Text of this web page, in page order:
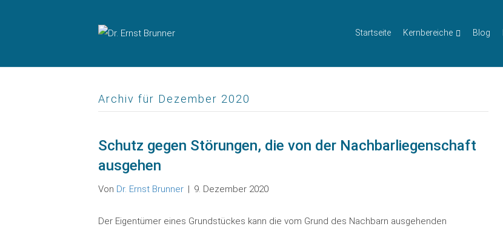
Startseite Kernbereiche Blog
Archiv für Dezember 2020
Schutz gegen Störungen, die von der Nachbarliegenschaft
ausgehen
Von Dr. Ernst Brunner | 9. Dezember 2020
Der Eigentümer eines Grundstückes kann die vom Grund des Nachbarn ausgehenden